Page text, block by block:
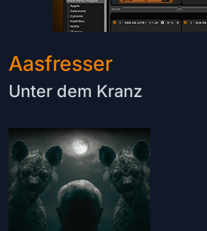
Aasfresser
Unter dem Kranz